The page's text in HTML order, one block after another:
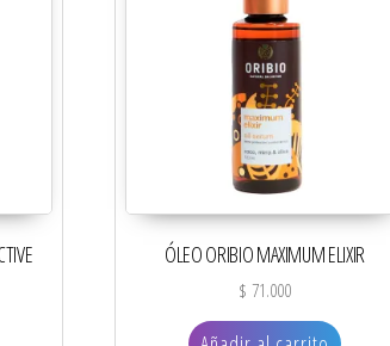
ÓLEO ORIBIO MAXIMUM ELIXIR
$ 71.000